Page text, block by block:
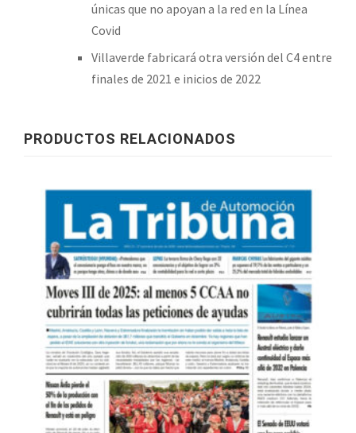
únicas que no apoyan a la red en la Línea
Covid
Villaverde fabricará otra versión del C4 entre
finales de 2021 e inicios de 2022
PRODUCTOS RELACIONADOS